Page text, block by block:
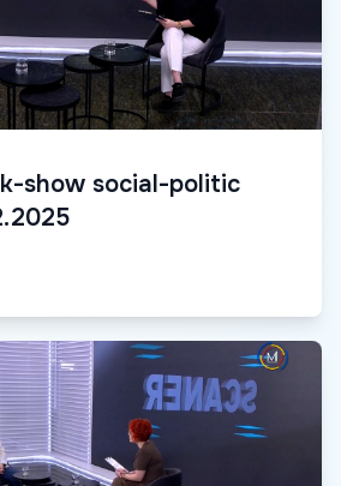
show social-politic